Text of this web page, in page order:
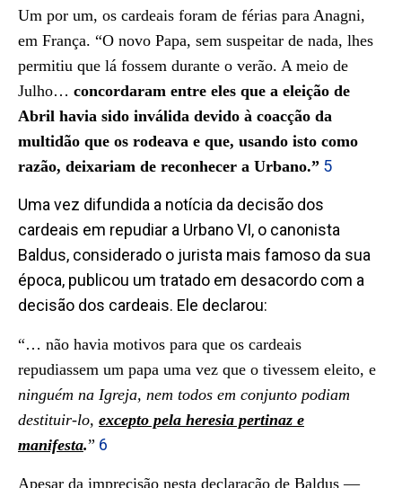
Um por um, os cardeais foram de férias para Anagni,
em França. “O novo Papa, sem suspeitar de nada, lhes
permitiu que lá fossem durante o verão. A meio de
Julho… concordaram entre eles que a eleição de
Abril havia sido inválida devido à coacção da
multidão que os rodeava e que, usando isto como
razão, deixariam de reconhecer a Urbano.” 5
Uma vez difundida a notícia da decisão dos
cardeais em repudiar a Urbano VI, o canonista
Baldus, considerado o jurista mais famoso da sua
época, publicou um tratado em desacordo com a
decisão dos cardeais. Ele declarou:
“… não havia motivos para que os cardeais
repudiassem um papa uma vez que o tivessem eleito, e
ninguém na Igreja, nem todos em conjunto podiam
destituir-lo, excepto pela heresia pertinaz e
manifesta.” 6
Apesar da imprecisão nesta declaração de Baldus ―